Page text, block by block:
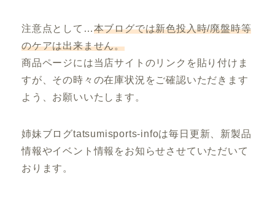
注意点として…本ブログでは新色投入時/廃盤時等
のケアは出来ません。
商品ページには当店サイトのリンクを貼り付けま
すが、その時々の在庫状況をご確認いただきます
よう、お願いいたします。
姉妹ブログtatsumisports-infoは毎日更新、新製品
情報やイベント情報をお知らせさせていただいて
おります。